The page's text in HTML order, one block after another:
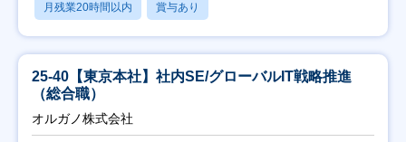
月残業20時間以内 賞与あり
25-40【東京本社】社内SE/グローバルIT戦略推進
（総合職）
オルガノ株式会社